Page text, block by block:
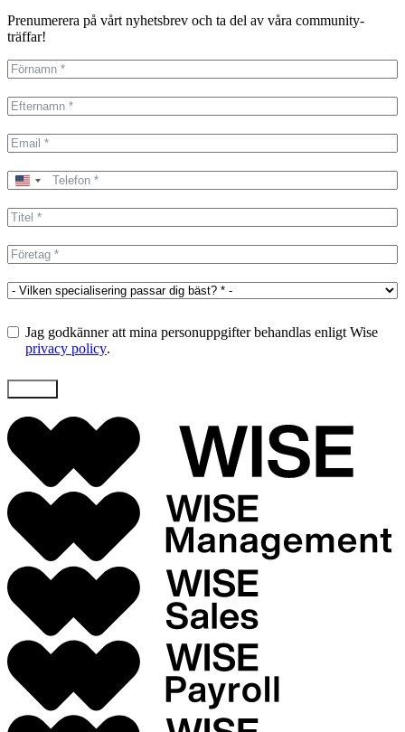
Prenumerera på vårt nyhetsbrev och ta del av våra community-
träffar!
United
+1
Jag godkänner att mina personuppgifter behandlas enligt Wise
privacy policy.